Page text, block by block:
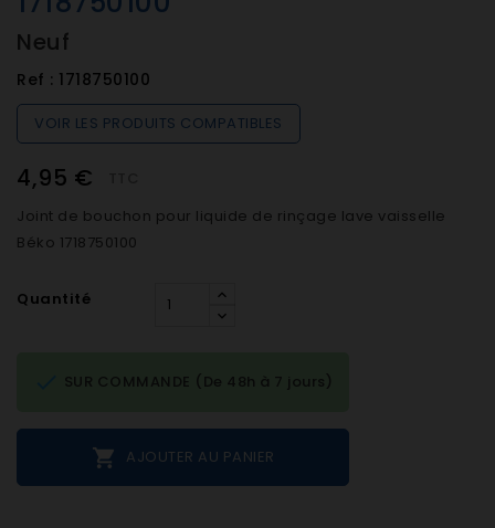
Neuf
Ref : 1718750100
VOIR LES PRODUITS COMPATIBLES
4,95 €
Joint de bouchon pour liquide de rinçage lave vaisselle
Béko 1718750100
Quantité
 AJOUTER AU PANIER
SUR COMMANDE (De 48h à 7 jours)